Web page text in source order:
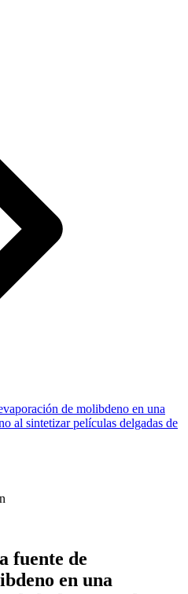
de molibdeno en una
al sintetizar películas delgadas de
fuente de
en una